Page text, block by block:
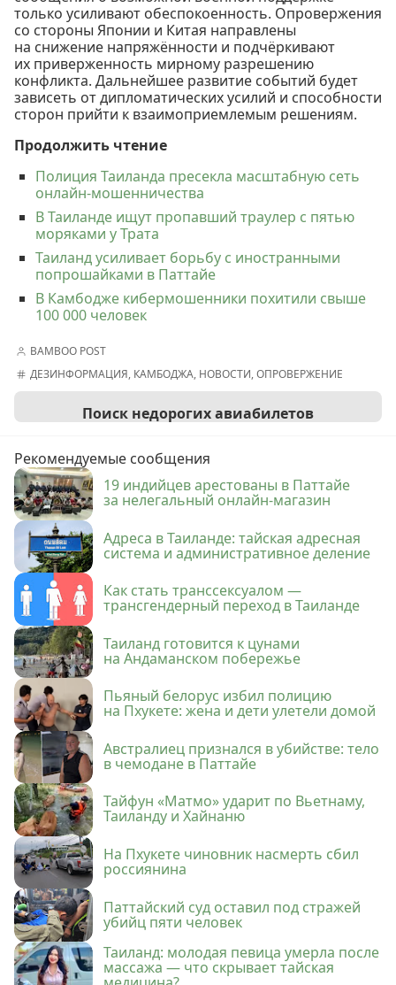
только усиливают обеспокоенность. Опровержения
со стороны Японии и Китая направлены
на снижение напряжённости и подчёркивают
их приверженность мирному разрешению
конфликта. Дальнейшее развитие событий будет
зависеть от дипломатических усилий и способности
сторон прийти к взаимоприемлемым решениям.
Продолжить чтение
Полиция Таиланда пресекла масштабную сеть
онлайн-мошенничества
В Таиланде ищут пропавший траулер с пятью
моряками у Трата
Таиланд усиливает борьбу с иностранными
попрошайками в Паттайе
В Камбодже кибермошенники похитили свыше
100 000 человек
BAMBOO POST
ДЕЗИНФОРМАЦИЯ, КАМБОДЖА, НОВОСТИ,ОПРОВЕРЖЕНИЕ
Поиск недорогих авиабилетов
Рекомендуемые сообщения
19 индийцев арестованы в Паттайе
за нелегальный онлайн-магазин
Адреса в Таиланде: тайская адресная
система и административное деление
Как стать транссексуалом —
трансгендерный переход в Таиланде
Таиланд готовится к цунами
на Андаманском побережье
Пьяный белорус избил полицию
на Пхукете: жена и дети улетели домой
Австралиец признался в убийстве: тело
в чемодане в Паттайе
Тайфун «Матмо» ударит по Вьетнаму,
Таиланду и Хайнаню
На Пхукете чиновник насмерть сбил
россиянина
Паттайский суд оставил под стражей
убийц пяти человек
Таиланд: молодая певица умерла после
массажа — что скрывает тайская